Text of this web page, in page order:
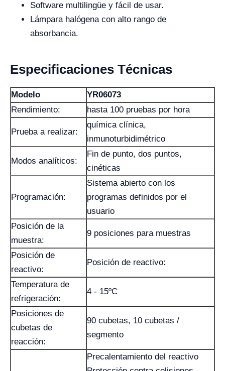
Software multilingüe y fácil de usar.
Lámpara halógena con alto rango de
absorbancia.
Especificaciones Técnicas
Modelo
YR06073
Rendimiento:
hasta 100 pruebas por hora
Prueba a realizar:
química clínica,
inmunoturbidimétrico
Modos analíticos:
Fin de punto, dos puntos,
cinéticas
Programación:
Sistema abierto con los
programas definidos por el
usuario
Posición de la
muestra:
9 posiciones para muestras
Posición de
reactivo:
Posición de reactivo:
Temperatura de
refrigeración:
4 - 15ºC
Posiciones de
cubetas de
reacción:
90 cubetas, 10 cubetas /
segmento
Precalentamiento del reactivo